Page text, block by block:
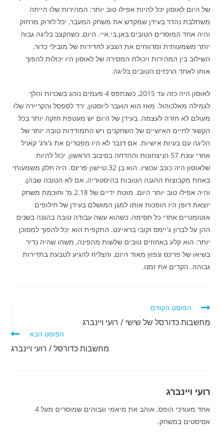
של היום לאוסון יכל להיות אפילו טוב יותר: המהירות שלו הייתה
משתלבת נהדר בעידן שמקדש את משחק המעבר, יכל לזרוק מרחוק
והיה אחד המוסרים הטובים באן.בי.איי. היום, כשהקצב בליגה גבוה
יותר משמעותית ומרווחים את הצבע לחדירות של מובילי כדור,
השילוב בין המהירות ויכולת המסירה של לאוסון היו יכולות להפוך
אותו לאחד הרכזים הטובים בליגה.
לאוסון היה כזה עד 2015, כשנתפס 4 פעמים נוהג בשכרות והלך
לגמילה מאלכוהול. מאז הוא הועבר ליוסטון, ירד לספסל והקריירה שלו
מעולם לא חזרה לעצמה. בעידן של היום יש מעטפת חזקה יותר בכל
הקשור לחיים האישיים של השחקנים ויש התמודדות טובה יותר של
הליגה עם בעיות אישיות. אם דנבר לא היו מפטרים את ג'ורג' קארל
אחרי עונת 57 הניצחונות וההדחה בסיבוב הראשון, יכול להיות
שלאוסון היה כוכב עכשיו. הוא בן 32.טיישון פרינס. היה חלק משמעותי
באחת מקבוצות ההגנה הטובות בהיסטוריה, אם לא הטובה שבהן,
והיה אפילו טוב יותר היום. מוטת ידיים של 2.18 מ' וחוכמת משחק
יוצאת דופן היו הופכות אותו למגן המושלם בעידן של חילופים
אוטומטיים אחרי כל חסימה, כשהוא עשה עבודה טובה בהגנה בשנים
ההן על לברון ג'יימס וקובי בראיינט. התקפית הוא יכל להפוך למסוכן
יותר: הוא קלע באחוזים טובים שלשות מהפינה, משהו שהיה נדיר
בשיאו של פרינס ונפוץ מאוד היום, והצליח להגיע לטבעת בתדירות
גבוהה. הקדים את זמנו.
לקרוא
נוספים
הפוסט הקודם
מחשבות כדורסל של שישי / רועי ויינברג
הפוסט הבא
מחשבות כדורסל / רועי ויינברג
רועי ויינברג
אחד מעורכי הופס. אוהב את מיאמי וגבוהים שמוסרים מעל 4
אסיסטים במשחק.